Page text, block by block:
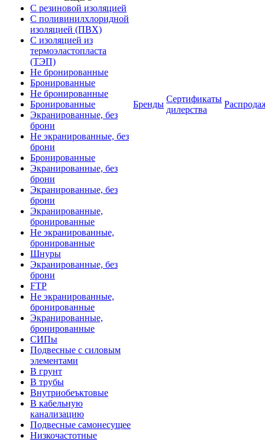
С резиновой изоляцией
С поливинилхлоридной
изоляцией (ПВХ)
С изоляцией из
термоэластопласта
(ТЭП)
Не бронированные
Бронированные
Не бронированные
Бронированные
Экранированные, без
брони
Не экранированные, без
брони
Бронированные
Экранированные, без
брони
Экранированные, без
брони
Экранированные,
бронированные
Не экранированные,
бронированные
Шнуры
Экранированные, без
брони
FTP
Не экранированные,
бронированные
Экранированные,
бронированные
СИПы
Подвесные с силовым
элементами
В грунт
В трубы
Внутриобеъктовые
В кабельную
канализацию
Подвесные самонесущее
Низкочастотные
Бренды
Сертификаты
дилерства